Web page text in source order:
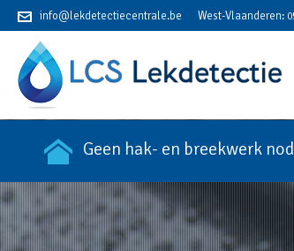
info@lekdetectiecentrale.be West-Vlaanderen:
Geen hak- en breekwerk